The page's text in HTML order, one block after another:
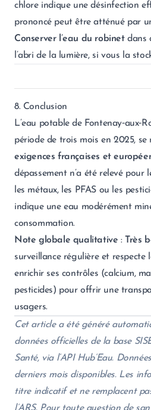
chlore indique une désinfection
prononcé peut être atténué par
Conserver l’eau du robinetdans
l’abri de la lumière, si vous la
8. Conclusion
L’eau potable de
période de trois mois en 2025, se
exigences françaises et
dépassement n’a été relevé pour
les métaux, les PFAS ou les
indique une eau modérément
consommation.
Note globale qualitative : Très
surveillance régulière et respecte
enrichir ses contrôles (calcium,
pesticides) pour offrir une
usagers.
Cet article a été généré
données officielles de la base
Santé, via l’API Hub’Eau.
derniers mois disponibles. Les
titre indicatif et ne remplacent